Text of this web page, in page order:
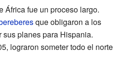
África fue un proceso largo.
que obligaron a los
planes para Hispania.
lograron someter todo el norte